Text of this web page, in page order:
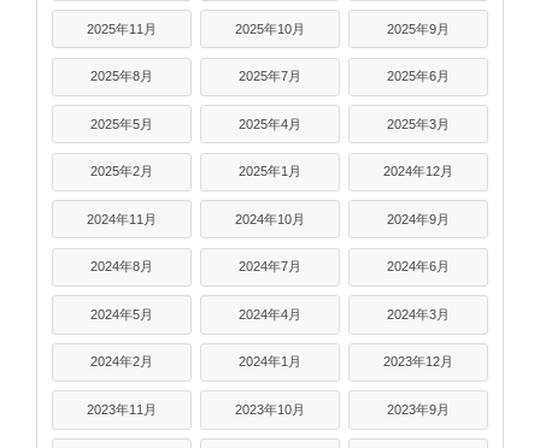
2025年11月 2025年10月 2025年9月
2025年8月 2025年7月 2025年6月
2025年5月 2025年4月 2025年3月
2025年2月 2025年1月 2024年12月
2024年11月 2024年10月 2024年9月
2024年8月 2024年7月 2024年6月
2024年5月 2024年4月 2024年3月
2024年2月 2024年1月 2023年12月
2023年11月 2023年10月 2023年9月